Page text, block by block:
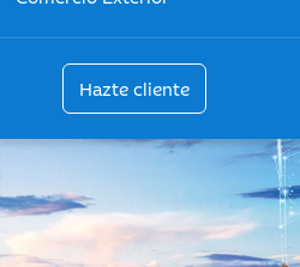
Hazte cliente